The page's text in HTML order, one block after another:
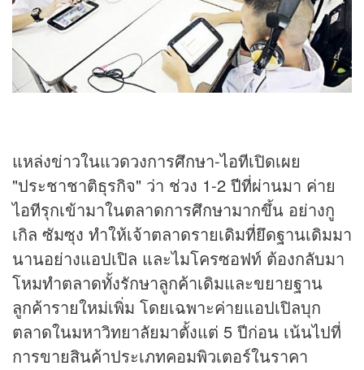
แหล่งข่าวในแวดวงการศึกษา-ไอทีเปิดเผย
"ประชาชาติธุรกิจ" ว่า ช่วง 1-2 ปีที่ผ่านมา ค่าย
ไอทีรุกเข้ามาในตลาดการศึกษามากขึ้น อย่างกู
เกิล ซัมซุง ทำให้เจ้าตลาดรายเดิมที่ยึดฐานเดิมมา
นานอย่างแอปเปิล และไมโครซอฟท์ ต้องกลับมา
โหมทำตลาดทั้งรักษาลูกค้าเดิมและขยายฐาน
ลูกค้ารายใหม่เพิ่ม โดยเฉพาะค่ายแอปเปิลบุก
ตลาดในมหาวิทยาลัยมาตั้งแต่ 5 ปีก่อน เน้นไปที่
การขายสินค้าประเภทคอมพิวเตอร์ในราคา